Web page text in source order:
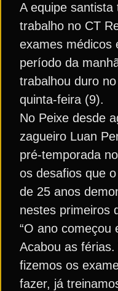
A equipe
trabalho no CT
exames médicos
período da
trabalhou duro
quinta-feira (9).
No Peixe desde
zagueiro Luan
pré-temporada
os desafios que
de 25 anos
nestes primeiros
“O ano começou
Acabou as
fizemos os
fazer, já